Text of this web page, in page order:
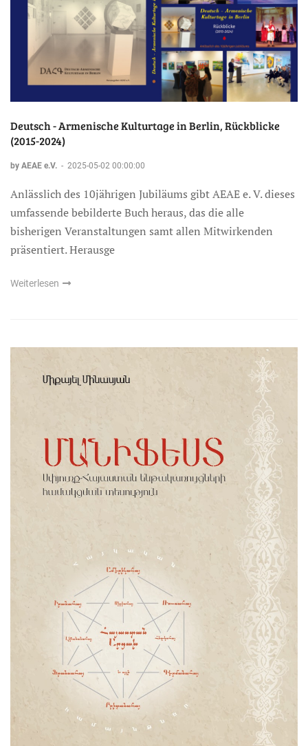
Deutsch - Armenische Kulturtage in Berlin, Rückblicke
(2015-2024)
by AEAE e.V. - 2025-05-02 00:00:00
Anlässlich des 10jährigen Jubiläums gibt AEAE e. V. dieses
umfassende bebilderte Buch heraus, das die alle
bisherigen Veranstaltungen samt allen Mitwirkenden
präsentiert. Herausge
Weiterlesen